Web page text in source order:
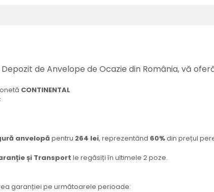
de Anvelope de Ocazie din România, vă
CONTINENTAL
anvelopă pentru 264 lei, reprezentând 60%din prețul
și Transport le regăsiți în ultimele 2 poze.
garanției pe următoarele perioade: